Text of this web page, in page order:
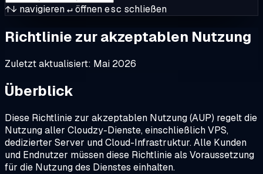
↑↓ navigieren↵öffnenesc schließen
Richtlinie zur akzeptablen Nutzung
Zuletzt aktualisiert: Mai 2026
Überblick
Diese Richtlinie zur akzeptablen Nutzung (AUP) regelt die
Nutzung aller Cloudzy-Dienste, einschließlich VPS,
dedizierter Server und Cloud-Infrastruktur. Alle Kunden
und Endnutzer müssen diese Richtlinie als Voraussetzung
für die Nutzung des Dienstes einhalten.